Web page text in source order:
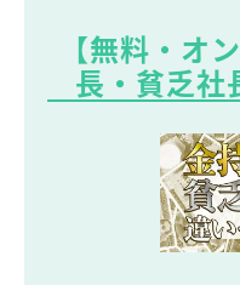
【無料・オ
長・貧乏社